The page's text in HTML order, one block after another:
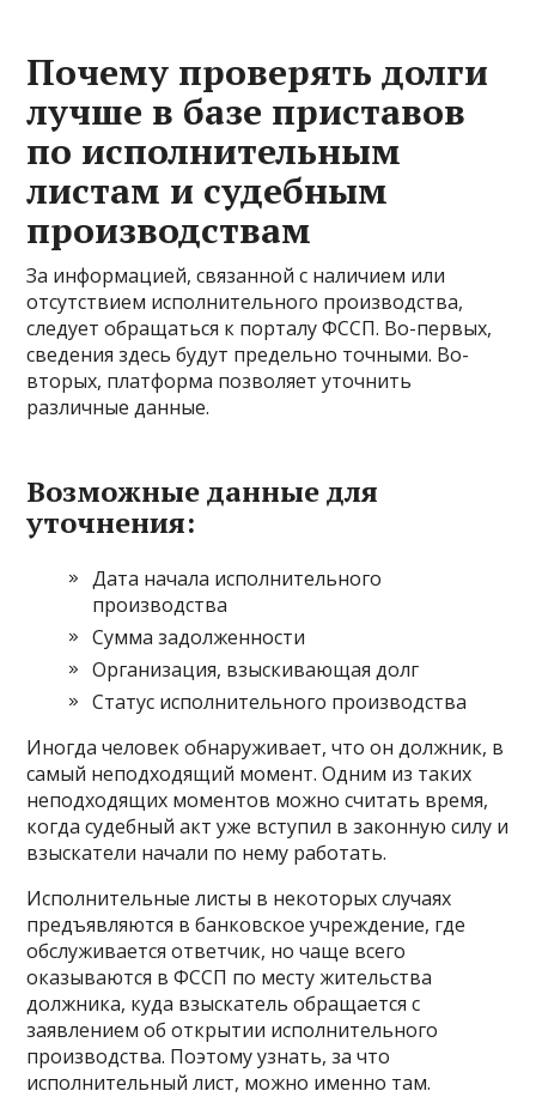
Почему проверять долги
лучше в базе приставов
по исполнительным
листам и судебным
производствам
За информацией, связанной с наличием или
отсутствием исполнительного производства,
следует обращаться к порталу ФССП. Во-первых,
сведения здесь будут предельно точными. Во-
вторых, платформа позволяет уточнить
различные данные.
Возможные данные для
уточнения:
Дата начала исполнительного
производства
Сумма задолженности
Организация, взыскивающая долг
Статус исполнительного производства
Иногда человек обнаруживает, что он должник, в
самый неподходящий момент. Одним из таких
неподходящих моментов можно считать время,
когда судебный акт уже вступил в законную силу и
взыскатели начали по нему работать.
Исполнительные листы в некоторых случаях
предъявляются в банковское учреждение, где
обслуживается ответчик, но чаще всего
оказываются в ФССП по месту жительства
должника, куда взыскатель обращается с
заявлением об открытии исполнительного
производства. Поэтому узнать, за что
исполнительный лист, можно именно там.